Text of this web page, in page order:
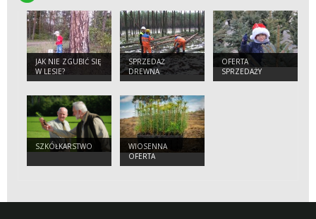
JAK NIE ZGUBIĆ SIĘ
W LESIE?
SPRZEDAŻ
DREWNA
OFERTA
SPRZEDAŻY
CHOINEK 2025
SZKÓŁKARSTWO
WIOSENNA
OFERTA
SADZONEK!